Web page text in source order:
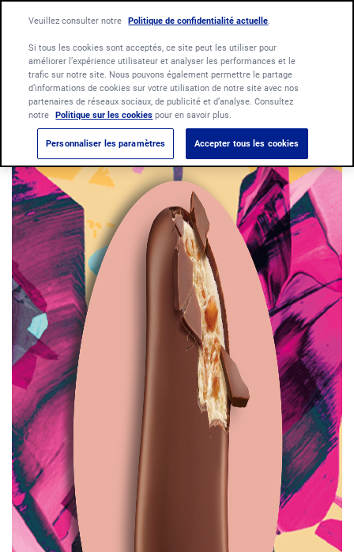
Language: Français Nederlands
Veuillez consulter notre Politique de confidentialité actuelle
Si tous les cookies sont acceptés, ce site peut les utiliser pour
améliorer l’expérience utilisateur et analyser les performances et le
trafic sur notre site. Nous pouvons également permettre le partage
d’informations de cookies sur votre utilisation de notre site avec nos
partenaires de réseaux sociaux, de publicité et d’analyse. Consultez
notre
Politique sur les cookies pour en savoir plus.
Personnaliser les paramètres Accepter tous les cookies